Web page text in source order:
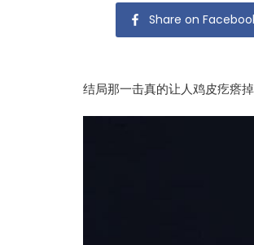
Share on
结局那一击真的让人鸡皮疙瘩